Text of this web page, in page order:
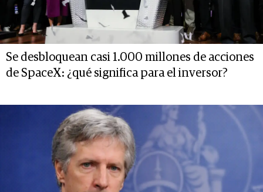
Se desbloquean casi 1.000 millones de acciones
de SpaceX: ¿qué significa para el inversor?